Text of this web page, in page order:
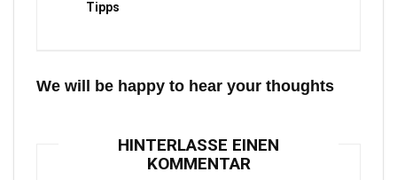
Tipps
We will be happy to hear your thoughts
HINTERLASSE EINEN
KOMMENTAR